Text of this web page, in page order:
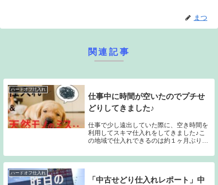
まつ
関連記事
ハードオフ仕入れ
仕事中に時間が空いたのでプチせ
どりしてきました♪
仕事で少し遠出していた際に、空き時間を
利用してスキマ仕入れをしてきました♪こ
の地域で仕入れできるのは約１ヶ月ぶりな
て、その後近くにあるハードオフとオフハ
ウスの複合店をまわることにして、約１時
ハードオフ仕入れ
「中古せどり仕入れレポート」中